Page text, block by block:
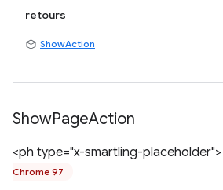
retours
ShowAction
ShowPageAction
<ph type="x-smartling-placeholder">
Chrome 97